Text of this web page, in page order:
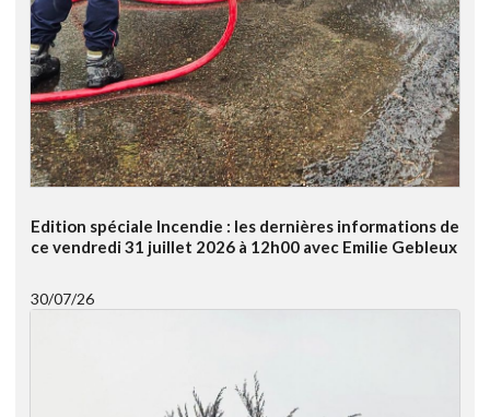
Edition spéciale Incendie : les dernières informations de
ce vendredi 31 juillet 2026 à 12h00 avec Emilie Gebleux
30/07/26